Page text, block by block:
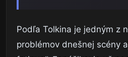
Podľa Tolkina je jedným z
problémov dnešnej scény